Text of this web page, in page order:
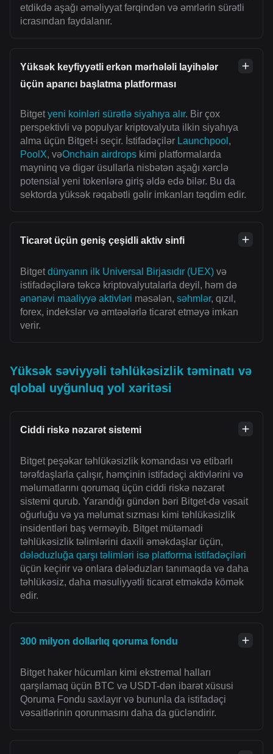
etdikdə aşağı əməliyyat fərqindən və əmrlərin sürətli
icrasından faydalanır.
Yüksək keyfiyyətli erkən mərhələli layihələr
üçün aparıcı başlatma platforması
Bitget yeni koinləri sürətlə siyahıya alır. Bir çox
perspektivli və populyar kriptovalyuta ilkin siyahıya
alma üçün Bitget-i seçir. İstifadəçilər Launchpool ,
PoolX, vəOnchain airdrops kimi platformalarda
mayninq və digər üsullarla nisbətən aşağı xərclə
potensial yeni tokenlərə giriş əldə edə bilər. Bu da
sektorda yüksək rəqabətli gəlir imkanları təqdim edir.
Ticarət üçün geniş çeşidli aktiv sinfi
Bitget dünyanın ilk Universal Birjasıdır (UEX) və
istifadəçilərə təkcə kriptovalyutalarla deyil, həm də
ənənəvi maaliyyə aktivləri məsələn, səhmlər, qızıl,
forex, indekslər və əmtəələrlə ticarət etməyə imkan
verir.
Yüksək səviyyəli təhlükəsizlik təminatı və
qlobal uyğunluq yol xəritəsi
Ciddi riskə nəzarət sistemi
Bitget peşəkar təhlükəsizlik komandası və etibarlı
tərəfdaşlarla çalışır, həmçinin istifadəçi aktivlərini və
məlumatlarını qorumaq üçün ciddi riskə nəzarət
sistemi qurub. Yarandığı gündən bəri Bitget-də vəsait
oğurluğu və ya məlumat sızması kimi təhlükəsizlik
insidentləri baş verməyib. Bitget mütəmadi
təhlükəsizlik təlimlərini daxili əməkdaşlar üçün,
dələduzluğa qarşı təlimləri isə platforma istifadəçiləri
üçün keçirir və onlara dələduzları tanımaqda və daha
təhlükəsiz, daha məsuliyyətli ticarət etməkdə kömək
edir.
300 milyon dollarlıq qoruma fondu
Bitget haker hücumları kimi ekstremal halları
qarşılamaq üçün BTC və USDT-dən ibarət xüsusi
Qoruma Fondu saxlayır və bununla da istifadəçi
vəsaitlərinin qorunmasını daha da gücləndirir.